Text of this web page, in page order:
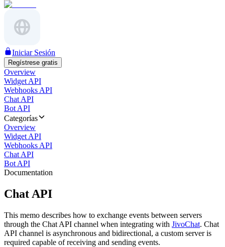
Iniciar Sesión
Regístrese gratis
Overview
Widget API
Webhooks API
Chat API
Bot API
Categorías
Overview
Widget API
Webhooks API
Chat API
Bot API
Documentation
Chat API
This memo describes how to exchange events between servers
through the Chat API channel when integrating with JivoChat. Chat
API channel is asynchronous and bidirectional, a custom server is
required capable of receiving and sending events.